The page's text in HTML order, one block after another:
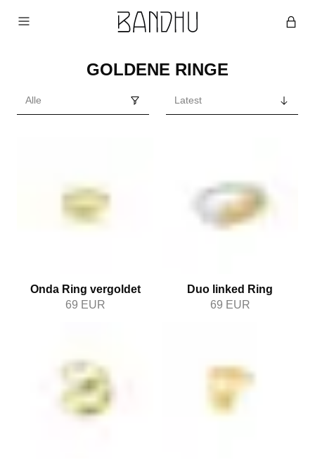
GOLDENE RINGE
Onda Ring vergoldet
69 EUR
Duo linked Ring
69 EUR